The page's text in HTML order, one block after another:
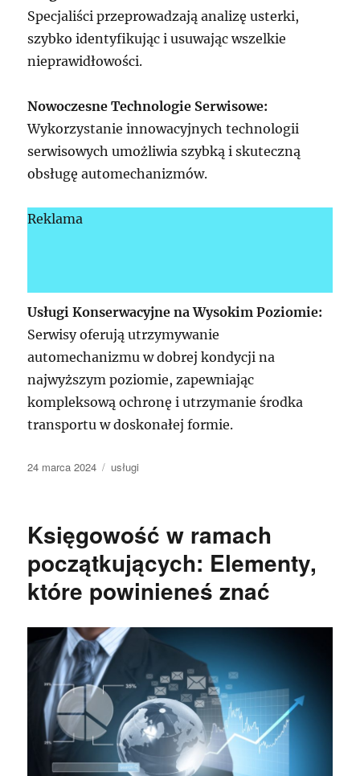
Specjaliści przeprowadzają analizę usterki,
szybko identyfikując i usuwając wszelkie
nieprawidłowości.
Nowoczesne Technologie Serwisowe:
Wykorzystanie innowacyjnych technologii
serwisowych umożliwia szybką i skuteczną
obsługę automechanizmów.
Reklama
Usługi Konserwacyjne na Wysokim Poziomie:
Serwisy oferują utrzymywanie
automechanizmu w dobrej kondycji na
najwyższym poziomie, zapewniając
kompleksową ochronę i utrzymanie środka
transportu w doskonałej formie.
Data
24 marca 2024 Kategorie
usługi
Księgowość w ramach
początkujących: Elementy,
które powinieneś znać